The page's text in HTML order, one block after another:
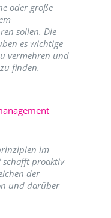
oder große
sollen. Die
es wichtige
vermehren und
finden.
im
proaktiv
der
und darüber